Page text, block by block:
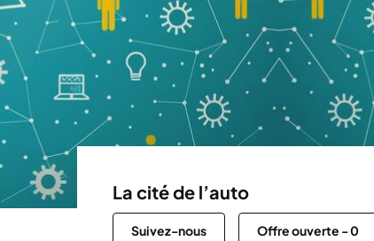
La cité de l’auto
Suivez-nous Offre ouverte -0